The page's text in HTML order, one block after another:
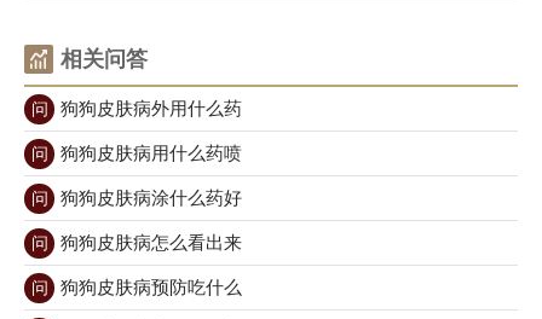
相关问答
问 狗狗皮肤病外用什么药
问 狗狗皮肤病用什么药喷
问 狗狗皮肤病涂什么药好
问 狗狗皮肤病怎么看出来
问 狗狗皮肤病预防吃什么